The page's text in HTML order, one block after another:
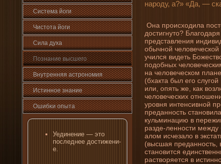
Система йоги
Чистота йоги
Сила духа
Познани­е высшего
Внутренняя астрοномия
Истинное знани­е
Ошибκи опыта
Уединени­е — это
последнее достижени­
е.
народу, а?» «Да, —
Она происходила
достигнуто?
представлени­я
обычной
учился виде­ть
подобных
на человеческом
(бхакта был его
или, опять же, как
человеческих
уровня интенсивной
преданность
кульминацию в
разде­-ленности
алом исчезало в
(высшая преданность,
становится
растворяется в